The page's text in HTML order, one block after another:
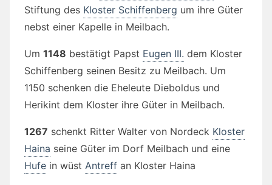
Stiftung des Kloster Schiffenberg um ihre Güter
nebst einer Kapelle in Meilbach.
Um 1148 bestätigt Papst Eugen III. dem Kloster
Schiffenberg seinen Besitz zu Meilbach. Um
1150 schenken die Eheleute Dieboldus und
Herikint dem Kloster ihre Güter in Meilbach.
1267 schenkt Ritter Walter von Nordeck Kloster
Haina seine Güter im Dorf Meilbach und eine
Hufe in wüst Antreff an Kloster Haina